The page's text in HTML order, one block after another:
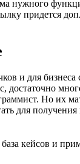
нужного
придется
и для бизнеса
достаточно
Но их
для
кейсов и